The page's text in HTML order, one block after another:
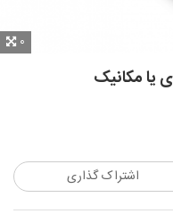
0
یا مکانیک
اشتراک گذاری